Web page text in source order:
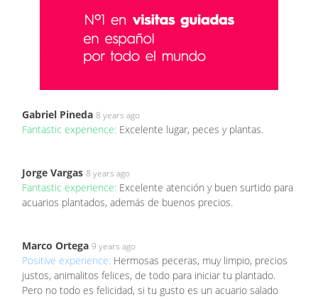
Gabriel Pineda 8 years ago
Fantastic experience: Excelente lugar, peces y plantas.
Jorge Vargas 8 years ago
Fantastic experience: Excelente atención y buen surtido para
acuarios plantados, además de buenos precios.
Marco Ortega 9 years ago
Positive experience: Hermosas peceras, muy limpio, precios
justos, animalitos felices, de todo para iniciar tu plantado.
Pero no todo es felicidad, si tu gusto es un acuario salado